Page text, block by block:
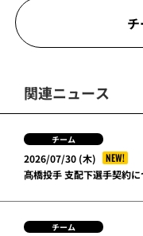
関連ニュース
チーム
2026/07/30 (木)
NEW!
髙橋投手 支配下選手契約に
チーム